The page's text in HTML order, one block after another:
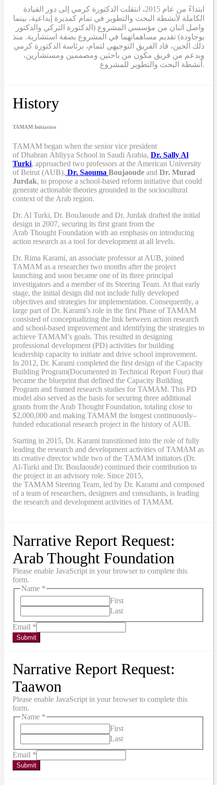
ابتداءً من عام 2015، انتقلت الدكتورة كرمي إلى دور القيادة
الكاملة لأنشطة البحث والتطوير في تمام كمديرة إبداعية، بينما
واصل اثنان من مؤسسي المشروع (الدكتورة التركي والدكتور
بوجاودة) تقديم مساهماتهما في المشروع بصفة استشارية. منذ
ذلك الحين، قاد الفريق التوجيهي لتمام، برئاسة الدكتورة كرمي
وبدعم من فريق مكون من باحثين ومصممين ومستشارين،
أنشطة البحث والتطوير للمشروع.
History
TAMAM Initiation
TAMAM began when the senior vice president
of Dhahran Ahliyya School in Saudi Arabia, Dr. Sally Al
Turki, approached two professors at the American University
of Beirut (AUB), Dr. Saouma Boujaoude and Dr. Murad
Jurdak, to propose a school-based reform initiative that could
generate actionable theories grounded in the sociocultural
context of the Arab region.
Dr. Al Turki, Dr. BouJaoude and Dr. Jurdak drafted the initial
design in 2007, securing its first grant from the
Arab Thought Foundation with an emphasis on introducing
action research as a tool for development at all levels.
Dr. Rima Karami, an associate professor at AUB, joined
TAMAM as a researcher two months after the project
launching and soon became one of its three principal
investigators and a member of its Steering Team. At that early
stage, the initial design did not include fully developed
objectives and strategies for implementation. Consequently, a
large part of Dr. Karami’s role in the first Phase of TAMAM
consisted of conceptualizing the link between action research
and school-based improvement and identifying the strategies to
achieve TAMAM’s goals. This resulted in designing
professional development (PD) activities for building
leadership capacity to initiate and drive school improvement.
In 2012, Dr. Karami completed the first design of the Capacity
Building Program(Documented in Technical Report Four) that
became the blueprint that defined the Capacity Building
Program and framed research studies for TAMAM. This PD
model also served as the basis for securing three additional
grants from the Arab Thought Foundation, totaling close to
$2,000,000 and making TAMAM the longest continuously–
funded educational research project in the history of AUB.
Starting in 2015, Dr. Karami transitioned into the role of fully
leading the research and development activities of TAMAM as
its creative director while two of the TAMAM initiators (Dr.
Al-Turki and Dr. BouJaoude) continued their contribution to
the project in an advisory role. Since 2015,
the TAMAM Steering Team, led by Dr. Karami and composed
of a team of researchers, designers and consultants, is leading
the research and development activities of TAMAM.
Narrative Report Request:
Arab Thought Foundation
Please enable JavaScript in your browser to complete this
form.
Name *
First
Last
Email *
Submit
Narrative Report Request:
Taawon
Please enable JavaScript in your browser to complete this
form.
Name *
First
Last
Email *
Submit